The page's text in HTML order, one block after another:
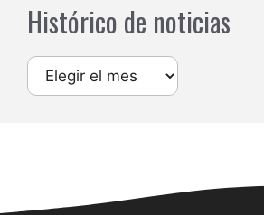
Histórico de noticias
Archivos